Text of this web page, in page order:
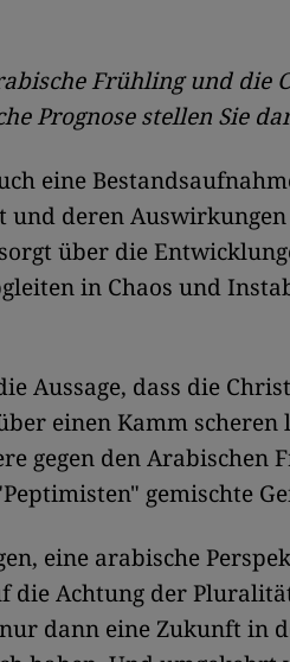
Frühling und die
Prognose stellen Sie
eine
und deren
über die
in Chaos und
Aussage, dass die
einen Kamm scheren
gegen den Arabischen
gemischte
eine arabische
die Achtung der
dann eine Zukunft in